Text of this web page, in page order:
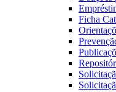
Ficha